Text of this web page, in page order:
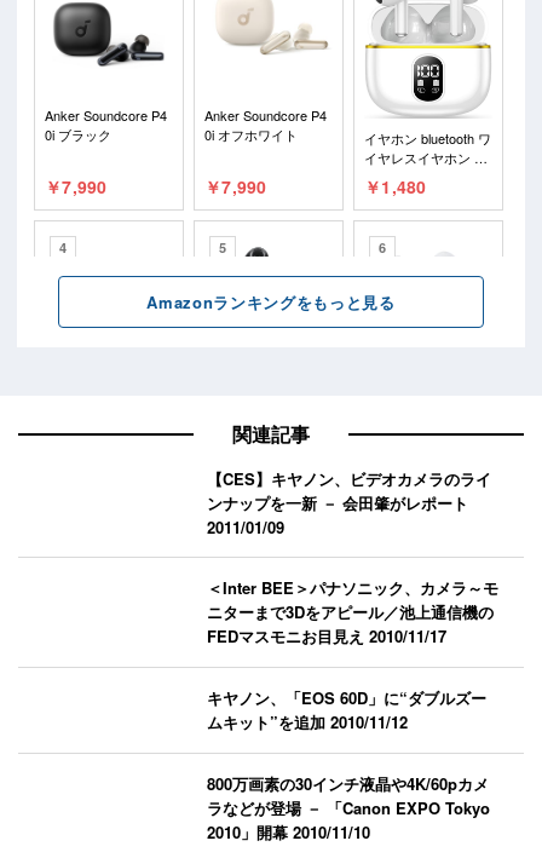
関連記事
【CES】キヤノン、ビデオカメラのライ
ンナップを一新 － 会田肇がレポート
2011/01/09
＜Inter BEE＞パナソニック、カメラ～モ
ニターまで3Dをアピール／池上通信機の
FEDマスモニお目見え2010/11/17
キヤノン、「EOS 60D」に“ダブルズー
ムキット”を追加2010/11/12
800万画素の30インチ液晶や4K/60pカメ
ラなどが登場 － 「Canon EXPO Tokyo
2010」開幕2010/11/10